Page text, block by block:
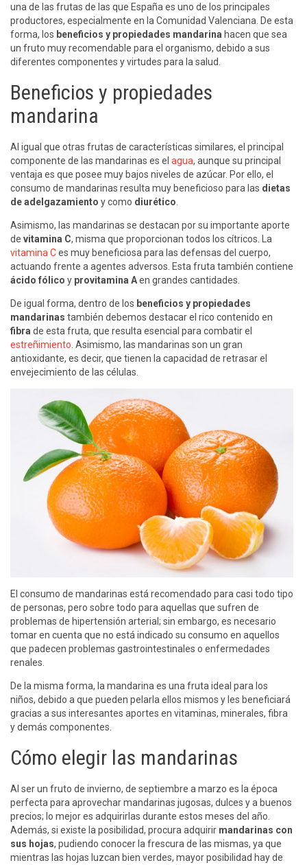
una de las frutas de las que España es uno de los principales
productores, especialmente en la Comunidad Valenciana. De esta
forma, los beneficios y propiedades mandarina hacen que sea
un fruto muy recomendable para el organismo, debido a sus
diferentes componentes y virtudes para la salud.
Beneficios y propiedades
mandarina
Al igual que otras frutas de características similares, el principal
componente de las mandarinas es el agua, aunque su principal
ventaja es que posee muy bajos niveles de azúcar. Por ello, el
consumo de mandarinas resulta muy beneficioso para las dietas
de adelgazamiento y como diurético.
Asimismo, las mandarinas se destacan por su importante aporte
de vitamina C, misma que proporcionan todos los cítricos. La
vitamina Ces muy beneficiosa para las defensas del cuerpo,
actuando frente a agentes adversos. Esta fruta también contiene
ácido fólico y provitamina Aen grandes cantidades.
De igual forma, dentro de los beneficios y propiedades
mandarinas también debemos destacar el rico contenido en
fibra de esta fruta, que resulta esencial para combatir el
estreñimiento. Asimismo, las mandarinas son un gran
antioxidante, es decir, que tienen la capacidad de retrasar el
envejecimiento de las células.
El consumo de mandarinas está recomendado para casi todo tipo
de personas, pero sobre todo para aquellas que sufren de
problemas de hipertensión arterial; sin embargo, es necesario
tomar en cuenta que no está indicado su consumo en aquellos
que padecen problemas gastrointestinales o enfermedades
renales.
De la misma forma, la mandarina es una fruta ideal para los
niños, debido a que pueden pelarla ellos mismos y les beneficiará
gracias a sus interesantes aportes en vitaminas, minerales, fibra
y demás componentes.
Cómo elegir las mandarinas
Al ser un fruto de invierno, de septiembre a marzo es la época
perfecta para aprovechar mandarinas jugosas, dulces y a buenos
precios; lo mejor es adquirirlas durante estos meses del año.
Además, si existe la posibilidad, procura adquirir mandarinas con
sus hojas, pudiendo conocer la frescura de las mismas, ya que
mientras las hojas luzcan bien verdes, mayor posibilidad hay de